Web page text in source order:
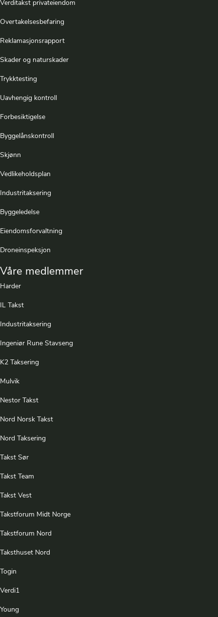
Verditakst privateiendom
Overtakelsesbefaring
Reklamasjonsrapport
Skader og naturskader
Trykktesting
Uavhengig kontroll
Forbesiktigelse
Byggelånskontroll
Skjønn
Vedlikeholdsplan
Industritaksering
Byggeledelse
Eiendomsforvaltning
Droneinspeksjon
Våre medlemmer
Harder
IL Takst
Industritaksering
Ingeniør Rune Stavseng
K2 Taksering
Mulvik
Nestor Takst
Nord Norsk Takst
Nord Taksering
Takst Sør
Takst Team
Takst Vest
Takstforum Midt Norge
Takstforum Nord
Taksthuset Nord
Togin
Verdi1
Young